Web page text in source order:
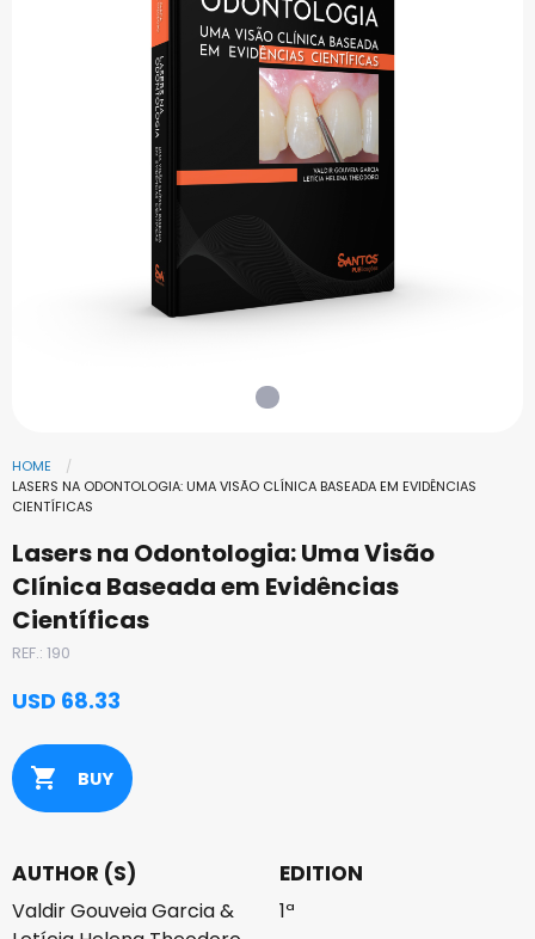
HOME
LASERS NA ODONTOLOGIA: UMA VISÃO CLÍNICA BASEADA EM EVIDÊNCIAS
CIENTÍFICAS
Lasers na Odontologia: Uma Visão
Clínica Baseada em Evidências
Científicas
REF.: 190
USD 68.33
shopping_cart BUY
AUTHOR (S)
Valdir Gouveia Garcia &
EDITION
1ª